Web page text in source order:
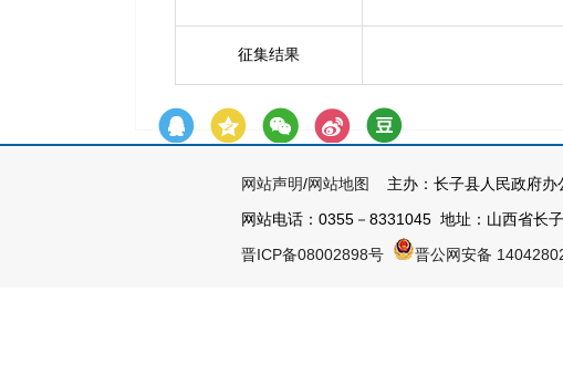
征集结果
网站声明/网站地图
主办：长子县人民政府
网站电话：0355－8331045 地址：山西省长
晋ICP备08002898号
晋公网安备